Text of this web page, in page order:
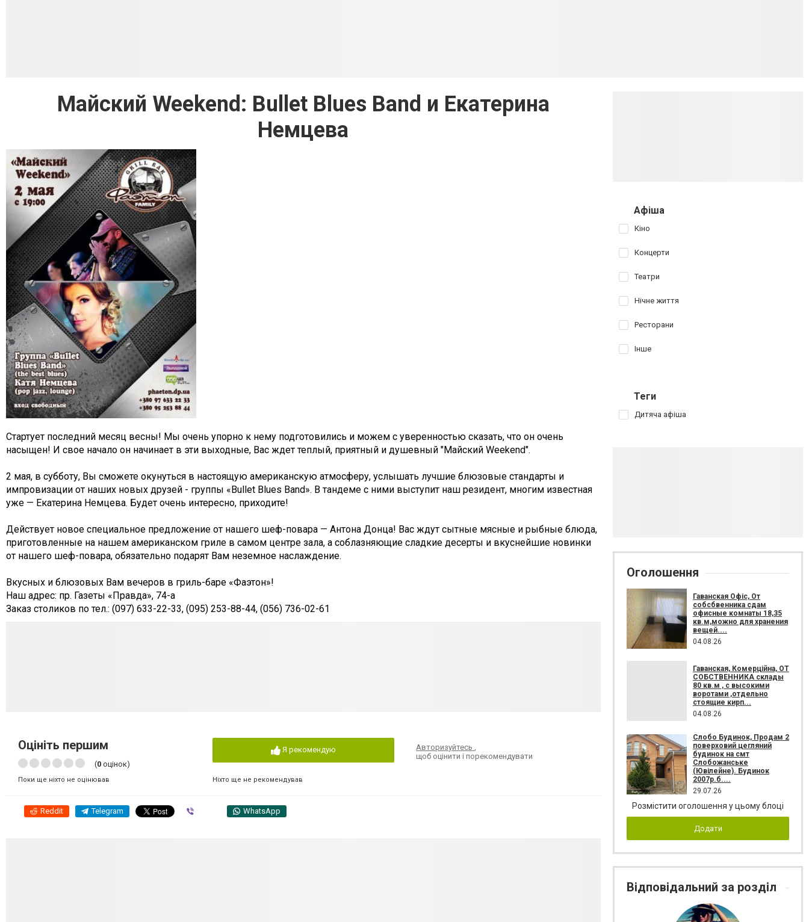
Майский Weekend: Bullet Blues Band и Екатерина
Немцева
Стартует последний месяц весны! Мы очень упорно к нему подготовились и можем с уверенностью сказать, что он очень
насыщен! И свое начало он начинает в эти выходные, Вас ждет теплый, приятный и душевный "Майский Weekend".
2 мая, в субботу, Вы сможете окунуться в настоящую американскую атмосферу, услышать лучшие блюзовые стандарты и
импровизации от наших новых друзей - группы «Bullet Blues Band». В тандеме с ними выступит наш резидент, многим известная
уже — Екатерина Немцева. Будет очень интересно, приходите!
Действует новое специальное предложение от нашего шеф-повара — Антона Донца! Вас ждут сытные мясные и рыбные блюда,
приготовленные на нашем американском гриле в самом центре зала, а соблазняющие сладкие десерты и вкуснейшие новинки
от нашего шеф-повара, обязательно подарят Вам неземное наслаждение.
Вкусных и блюзовых Вам вечеров в гриль-баре «Фаэтон»!
Наш адрес: пр. Газеты «Правда», 74-а
Заказ столиков по тел.: (097) 633-22-33, (095) 253-88-44, (056) 736-02-61
Оцініть першим
(0 оцінок)
Поки ще ніхто не оцінював
Я рекомендую
Ніхто ще не рекомендував
Авторизуйтесь
щоб оцінити і порекомендувати
Reddit Telegram WhatsApp
Афіша
Кіно
Концерти
Театри
Нічне життя
Ресторани
Інше
Теги
Дитяча афіша
Оголошення
Гаванская Офіс, От
собсбвенника сдам
офисные комнаты 18,35
кв.м,можно для хранения
вещей....
04.08.26
Гаванская, Комерційна, ОТ
СОБСТВЕННИКА склады
80 кв.м , c высокими
воротами ,отдельно
стоящие кирп...
04.08.26
Слобо Будинок, Продам 2
поверховий цегляний
будинок на смт
Слобожанське
(Ювілейне). Будинок
2007р.б....
29.07.26
Розмістити оголошення у цьому блоці
Додати
Відповідальний за розділ